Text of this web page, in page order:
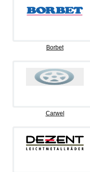
Borbet
Carwel